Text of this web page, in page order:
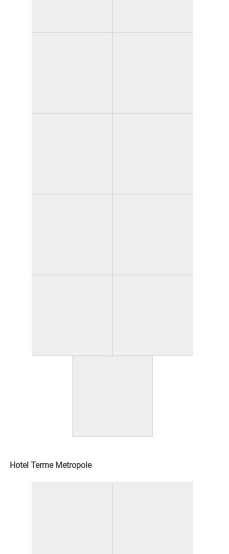
Hotel Terme Metropole